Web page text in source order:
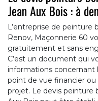
Jean Aux Bois : à
L’entreprise de peinture
Renov, Maçonnerie 60
gratuitement et sans
C’est un document qui
informations concernant
point de vue financier
projet. Le devis peinture